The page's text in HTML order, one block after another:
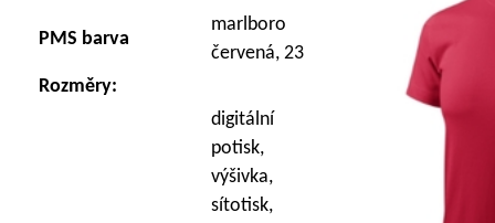
PMS barva
marlboro
červená, 23
Rozměry:
digitální
potisk,
výšivka,
sítotisk,